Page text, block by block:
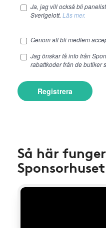
Ja, jag vill också bli
Sverigelott. Läs mer.
Genom att bli medlem
Jag önskar få info från
rabattkoder från de butiker
Registrera
Så här
Sponsorhuset